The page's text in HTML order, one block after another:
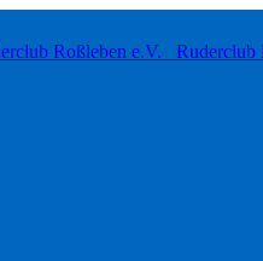
Ruderclub